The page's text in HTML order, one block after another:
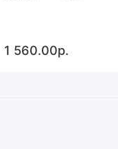
1 560.00р.